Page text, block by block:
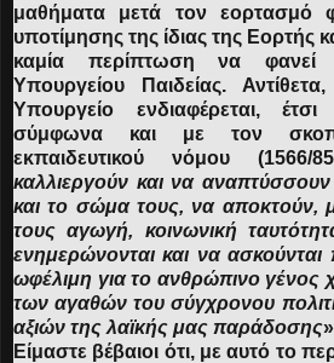
μαθήματα μετά τον εορτασμό
υποτίμησης της ίδιας της Εορτής
καμία περίπτωση να
Υπουργείου Παιδείας.
Υπουργείο ενδιαφέρεται,
σύμφωνα και με τον
εκπαιδευτικού νόμου
καλλιεργούν και να
και το σώμα τους, να αποκτούν,
τους αγωγή, κοινωνική
ενημερώνονται και να
ωφέλιμη για το ανθρώπινο γένος
των αγαθών του σύγχρονου
αξιών της λαϊκής μας παράδοσης
Είμαστε βέβαιοι ότι, με αυτό το